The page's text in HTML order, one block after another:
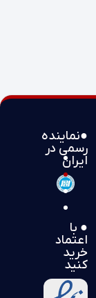
●نماینده
رسمی در
ایران
● با
اعتماد
خرید
کنید